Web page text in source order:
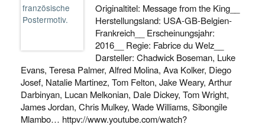
Originaltitel: Message from the King__
Herstellungsland: USA-GB-Belgien-
Frankreich__ Erscheinungsjahr:
2016__ Regie: Fabrice du Welz__
Darsteller: Chadwick Boseman, Luke
Evans, Teresa Palmer, Alfred Molina, Ava Kolker, Diego
Josef, Natalie Martinez, Tom Felton, Jake Weary, Arthur
Darbinyan, Lucan Melkonian, Dale Dickey, Tom Wright,
James Jordan, Chris Mulkey, Wade Williams, Sibongile
Mlambo… httpv://www.youtube.com/watch?